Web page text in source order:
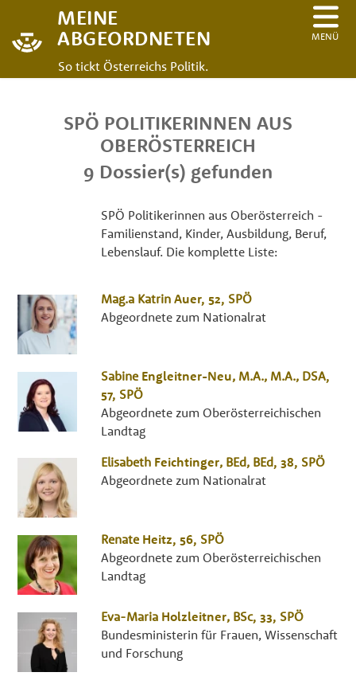
MEINE
ABGEORDNETEN
So tickt Österreichs Politik.
MENÜ
SPÖ POLITIKERINNEN AUS
OBERÖSTERREICH
9 Dossier(s) gefunden
SPÖ Politikerinnen aus Oberösterreich -
Familienstand, Kinder, Ausbildung, Beruf,
Lebenslauf. Die komplette Liste:
Mag.a Katrin Auer, 52, SPÖ
Abgeordnete zum Nationalrat
Sabine Engleitner-Neu, M.A., M.A., DSA,
57, SPÖ
Abgeordnete zum Oberösterreichischen
Landtag
Elisabeth Feichtinger, BEd, BEd, 38, SPÖ
Abgeordnete zum Nationalrat
Renate Heitz, 56, SPÖ
Abgeordnete zum Oberösterreichischen
Landtag
Eva-Maria Holzleitner, BSc, 33, SPÖ
Bundesministerin für Frauen, Wissenschaft
und Forschung